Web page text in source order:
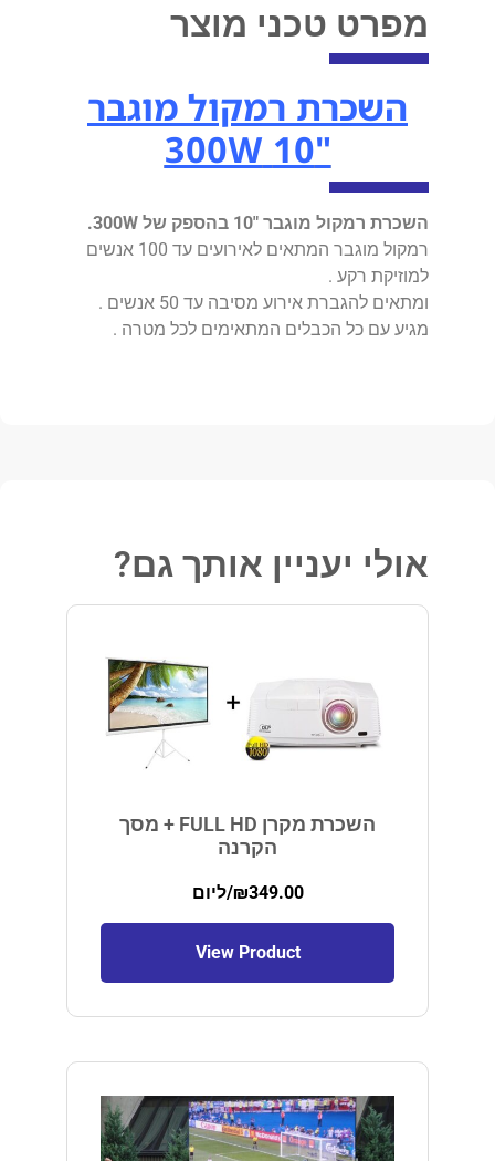
מפרט טכני מוצר
השכרת רמקול מוגבר
"10 300W
השכרת רמקול מוגבר "10 בהספק של 300W.
רמקול מוגבר המתאים לאירועים עד 100 אנשים
למוזיקת רקע .
ומתאים להגברת אירוע מסיבה עד 50 אנשים .
מגיע עם כל הכבלים המתאימים לכל מטרה .
אולי יעניין אותך גם?
השכרת מקרן FULL HD + מסך
הקרנה
₪349.00 /ליום
View Product